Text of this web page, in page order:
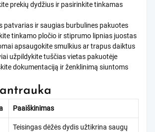
prekių dydžius ir pasirinkite tinkamas
patvarias ir saugias burbulines pakuotes
tinkamo pločio ir stiprumo lipnias juostas
apsaugokite smulkius ar trapus daiktus
užpildykite tuščias vietas pakuotėje
dokumentaciją ir ženklinimą siuntoms
Paaiškinimas
Teisingas dėžės dydis užtikrina saugų